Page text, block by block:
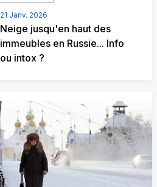
21 Janv. 2026
Neige jusqu'en haut des
immeubles en Russie... Info
ou intox ?